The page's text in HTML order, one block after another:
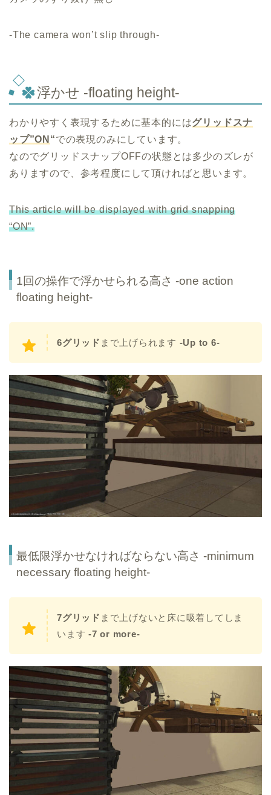
-The camera won’t slip through-
浮かせ -floating height-
わかりやすく表現するために基本的にはグリッドスナ
ップ”ON “での表現のみにしています。
なのでグリッドスナップOFFの状態とは多少のズレが
ありますので、参考程度にして頂ければと思います。
This article will be displayed with grid snapping
“ON”.
1回の操作で浮かせられる高さ -one action
floating height-
6グリッド まで上げられます -Up to 6-
最低限浮かせなければならない高さ -minimum
necessary floating height-
7グリッド まで上げないと床に吸着してしま
います-7 or more-